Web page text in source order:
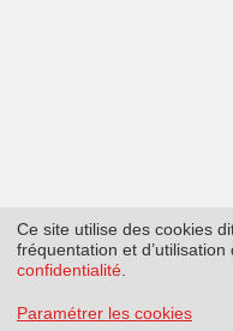
Ce site utilise des cookies
fréquentation et
confidentialité
Paramétrer les cookies